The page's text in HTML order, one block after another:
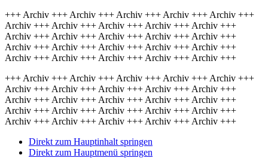
+++ Archiv +++ Archiv +++ Archiv +++ Archiv +++ Archiv +++
Archiv +++ Archiv +++ Archiv +++ Archiv +++ Archiv +++
Archiv +++ Archiv +++ Archiv +++ Archiv +++ Archiv +++
Archiv +++ Archiv +++ Archiv +++ Archiv +++ Archiv +++
Archiv +++ Archiv +++ Archiv +++ Archiv +++ Archiv +++
+++ Archiv +++ Archiv +++ Archiv +++ Archiv +++ Archiv +++
Archiv +++ Archiv +++ Archiv +++ Archiv +++ Archiv +++
Archiv +++ Archiv +++ Archiv +++ Archiv +++ Archiv +++
Archiv +++ Archiv +++ Archiv +++ Archiv +++ Archiv +++
Archiv +++ Archiv +++ Archiv +++ Archiv +++ Archiv +++
Direkt zum Hauptinhalt springen
Direkt zum Hauptmenü springen